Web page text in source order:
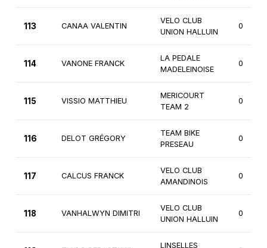
113 CANAA VALENTIN
VELO CLUB
UNION HALLUIN
0
114 VANONE FRANCK
LA PEDALE
MADELEINOISE
0
115 VISSIO MATTHIEU
MERICOURT
TEAM 2
0
116 DELOT GRÉGORY
TEAM BIKE
PRESEAU
0
117 CALCUS FRANCK
VELO CLUB
AMANDINOIS
0
118 VANHALWYN DIMITRI
VELO CLUB
UNION HALLUIN
0
LINSELLES